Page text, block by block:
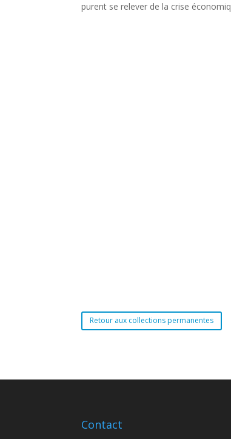
purent se relever de la crise
Retour aux collections permanentes
Contact